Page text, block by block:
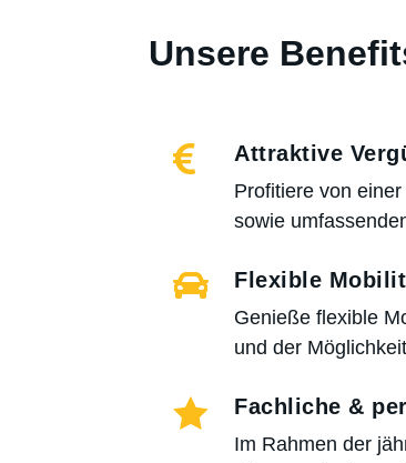
Unsere
 Attraktive
Profitiere von
sowie
 Flexible
Genieße flexible
und der
 Fachliche &
Im Rahmen der